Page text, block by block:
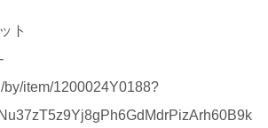
ト
by/item/1200024Y0188?